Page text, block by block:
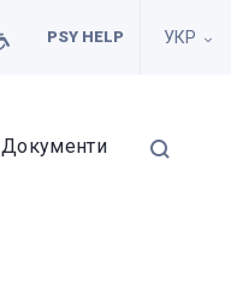
PSY HELP УКР
Документи